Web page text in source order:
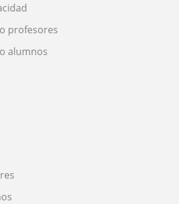
profesores
alumnos